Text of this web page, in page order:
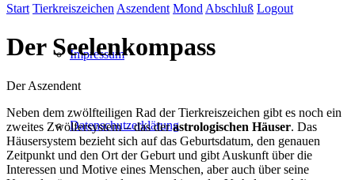
Impressum
Datenschutzerklärung
Start Tierkreiszeichen Aszendent Mond Abschluß Logout
Der Seelenkompass
Der Aszendent
Neben dem zwölfteiligen Rad der Tierkreiszeichen gibt es noch ein
zweites Zwölfersystem – das derastrologischen Häuser. Das
Häusersystem bezieht sich auf das Geburtsdatum, den genauen
Zeitpunkt und den Ort der Geburt und gibt Auskunft über die
Interessen und Motive eines Menschen, aber auch über seine